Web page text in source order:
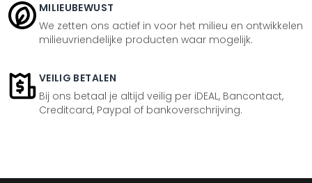
MILIEUBEWUST
We zetten ons actief in voor het milieu en ontwikkelen
milieuvriendelijke producten waar mogelijk.
VEILIG BETALEN
Bij ons betaal je altijd veilig per iDEAL, Bancontact,
Creditcard, Paypal of bankoverschrijving.